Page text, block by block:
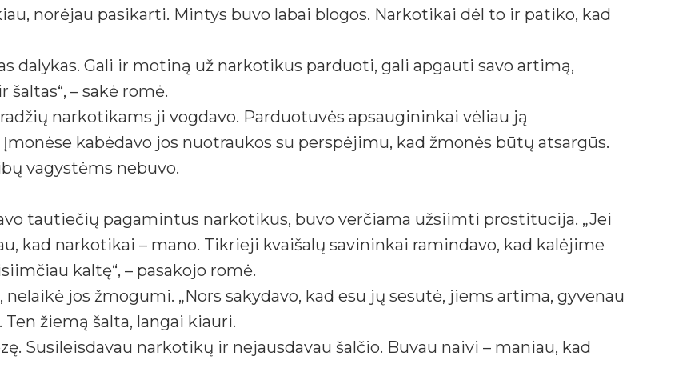
norėjau pasikarti. Mintys buvo labai blogos. Narkotikai dėl to ir patiko, kad
dalykas. Gali ir motiną už narkotikus parduoti, gali apgauti savo artimą,
– sakė romė.
narkotikams ji vogdavo. Parduotuvės apsaugininkai vėliau ją
kabėdavo jos nuotraukos su perspėjimu, kad žmonės būtų atsargūs.
vagystėms nebuvo.
tautiečių pagamintus narkotikus, buvo verčiama užsiimti prostitucija. „Jei
kad narkotikai – mano. Tikrieji kvaišalų savininkai ramindavo, kad kalėjime
kaltę“, – pasakojo romė.
jos žmogumi. „Nors sakydavo, kad esu jų sesutė, jiems artima, gyvenau
žiemą šalta, langai kiauri.
Susileisdavau narkotikų ir nejausdavau šalčio. Buvau naivi – maniau, kad